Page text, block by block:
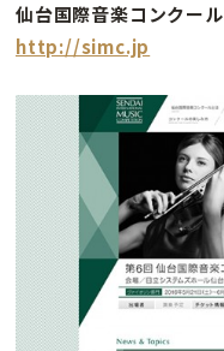
仙台国際音楽コンクール
http://simc.jp